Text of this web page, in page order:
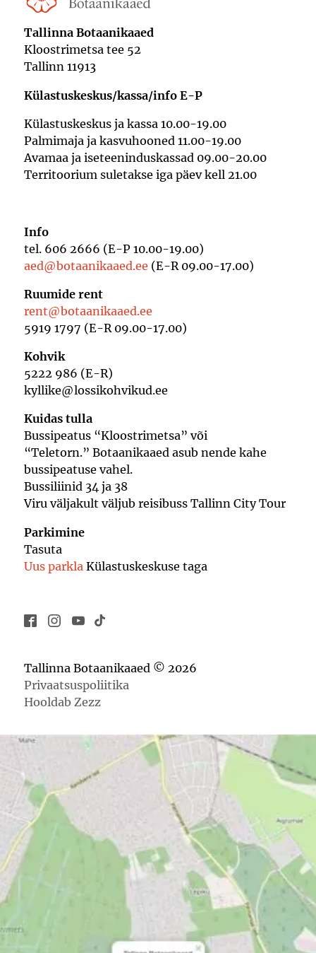
Tallinna Botaanikaaed
Kloostrimetsa tee 52
Tallinn 11913
Külastuskeskus/kassa/info E-P
Külastuskeskus ja kassa 10.00-19.00
Palmimaja ja kasvuhooned 11.00-19.00
Avamaa ja iseteeninduskassad 09.00-20.00
Territoorium suletakse iga päev kell 21.00
Info
tel. 606 2666 (E-P 10.00-19.00)
aed@botaanikaaed.ee(E-R 09.00-17.00)
Ruumide rent
rent@botaanikaaed.ee
5919 1797 (E-R 09.00-17.00)
Kohvik
5222 986 (E-R)
kyllike@lossikohvikud.ee
Kuidas tulla
Bussipeatus “Kloostrimetsa” või
“Teletorn.” Botaanikaaed asub nende kahe
bussipeatuse vahel.
Bussiliinid 34 ja 38
Viru väljakult väljub reisibuss Tallinn City Tour
Parkimine
Tasuta
Uus parkla Külastuskeskuse taga
Tallinna Botaanikaaed © 2026
Privaatsuspoliitika
Hooldab Zezz